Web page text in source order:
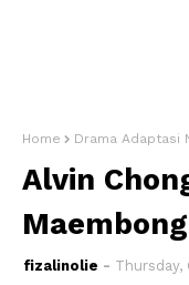
Home Drama Adaptasi
Alvin
Maembong
fizalinolie Thursday,